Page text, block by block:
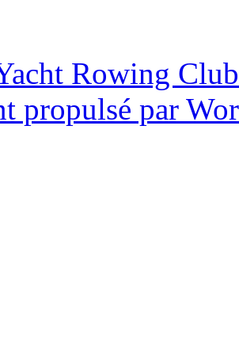
Rowing Club
propulsé par